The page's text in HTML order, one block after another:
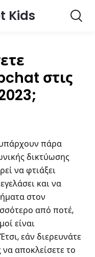
Kids
στις
πάρα
δικτύωσης
να φτιάξει
και να
στον
από ποτέ,
είναι
εάν διερευνάτε
αποκλείσετε το